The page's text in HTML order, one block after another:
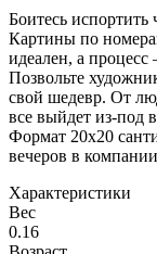
Боитесь испортить
Картины по
идеален, а
Позвольте
свой шедевр. От
все выйдет из-под
Формат 20х20
вечеров в
Характеристики
Вес
0.16